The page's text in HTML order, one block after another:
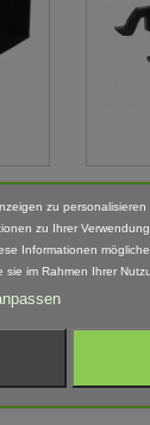
zu
zu Ihrer
Informationen
im Rahmen Ihrer